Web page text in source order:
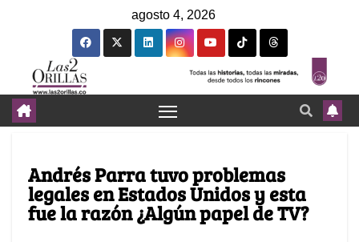
agosto 4, 2026
Andrés Parra tuvo problemas
legales en Estados Unidos y esta
fue la razón ¿Algún papel de TV?